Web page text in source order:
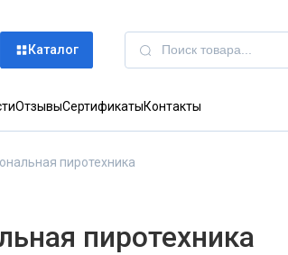
Каталог
ОтзывыСертификатыКонтакты
пиротехника
пиротехника